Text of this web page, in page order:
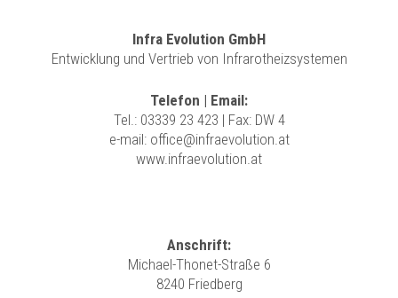
Infra Evolution GmbH
Entwicklung und Vertrieb von Infrarotheizsystemen
Telefon | Email:
Tel.: 03339 23 423 | Fax: DW 4
e-mail: office@infraevolution.at
www.infraevolution.at
Anschrift:
Michael-Thonet-Straße 6
8240 Friedberg